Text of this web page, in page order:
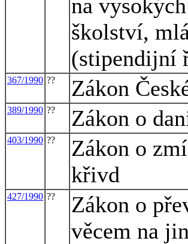
na
školství,
(stipendijní
367/1990 ?? Zákon
389/1990 ?? Zákon o
403/1990 ??
Zákon o
křivd
427/1990 ??
Zákon o
věcem na